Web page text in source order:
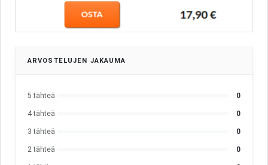
ARVOSTELUJEN JAKAUMA
5 tähteä 0
4 tähteä 0
3 tähteä 0
2 tähteä 0